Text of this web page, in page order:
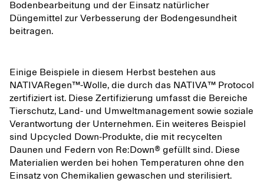
Bodenbearbeitung und der Einsatz natürlicher
Düngemittel zur Verbesserung der Bodengesundheit
beitragen.
Einige Beispiele in diesem Herbst bestehen aus
NATIVARegen™-Wolle, die durch das NATIVA™ Protocol
zertifiziert ist. Diese Zertifizierung umfasst die Bereiche
Tierschutz, Land- und Umweltmanagement sowie soziale
Verantwortung der Unternehmen. Ein weiteres Beispiel
sind Upcycled Down-Produkte, die mit recycelten
Daunen und Federn von Re:Down® gefüllt sind. Diese
Materialien werden bei hohen Temperaturen ohne den
Einsatz von Chemikalien gewaschen und sterilisiert.